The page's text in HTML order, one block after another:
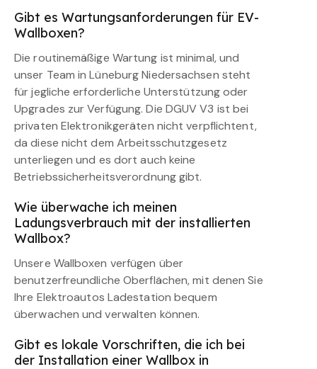
Gibt es Wartungsanforderungen für EV-
Wallboxen?
Die routinemäßige Wartung ist minimal, und
unser Team in Lüneburg Niedersachsen steht
für jegliche erforderliche Unterstützung oder
Upgrades zur Verfügung. Die DGUV V3 ist bei
privaten Elektronikgeräten nicht verpflichtent,
da diese nicht dem Arbeitsschutzgesetz
unterliegen und es dort auch keine
Betriebssicherheitsverordnung gibt.
Wie überwache ich meinen
Ladungsverbrauch mit der installierten
Wallbox?
Unsere Wallboxen verfügen über
benutzerfreundliche Oberflächen, mit denen Sie
Ihre Elektroautos Ladestation bequem
überwachen und verwalten können.
Gibt es lokale Vorschriften, die ich bei
der Installation einer Wallbox in